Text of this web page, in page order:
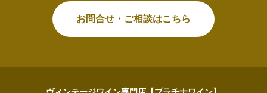
お問合せ・ご相談はこちら